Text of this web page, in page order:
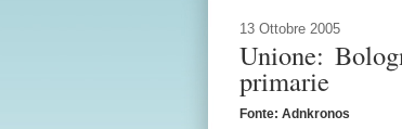
13 Ottobre 2005
Unione:
primarie
Fonte: Adnkronos